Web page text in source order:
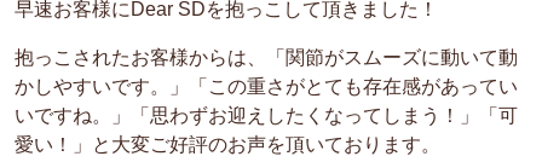
早速お客様にDear SDを抱っこして頂きました！
抱っこされたお客様からは、「関節がスムーズに動いて動
かしやすいです。」「この重さがとても存在感があってい
いですね。」「思わずお迎えしたくなってしまう！」「可
愛い！」と大変ご好評のお声を頂いております。